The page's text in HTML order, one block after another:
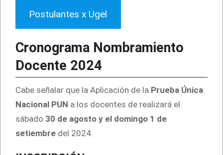
Postulantes x Ugel
Cronograma Nombramiento
Docente 2024
Cabe señalar que la Aplicación de la Prueba Única
Nacional PUN a los docentes de realizará el
sábado 30 de agosto y el domingo 1 de
setiembre del 2024.